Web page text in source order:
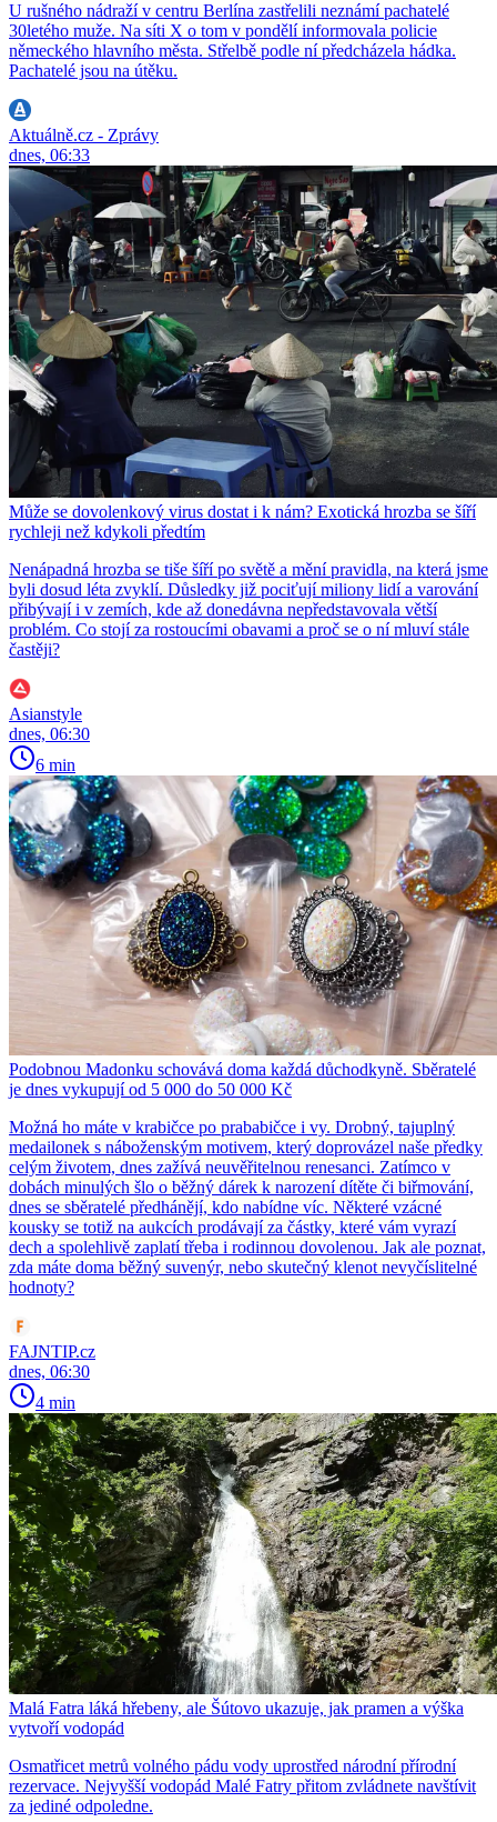
U rušného nádraží v centru Berlína zastřelili neznámí pachatelé
30letého muže. Na síti X o tom v pondělí informovala policie
německého hlavního města. Střelbě podle ní předcházela hádka.
Pachatelé jsou na útěku.
Aktuálně.cz - Zprávy
dnes, 06:33
Může se dovolenkový virus dostat i k nám? Exotická hrozba se šíří
rychleji než kdykoli předtím
Nenápadná hrozba se tiše šíří po světě a mění pravidla, na která jsme
byli dosud léta zvyklí. Důsledky již pociťují miliony lidí a varování
přibývají i v zemích, kde až donedávna nepředstavovala větší
problém. Co stojí za rostoucími obavami a proč se o ní mluví stále
častěji?
Asianstyle
dnes, 06:30
6 min
Podobnou Madonku schovává doma každá důchodkyně. Sběratelé
je dnes vykupují od 5 000 do 50 000 Kč
Možná ho máte v krabičce po prababičce i vy. Drobný, tajuplný
medailonek s náboženským motivem, který doprovázel naše předky
celým životem, dnes zažívá neuvěřitelnou renesanci. Zatímco v
dobách minulých šlo o běžný dárek k narození dítěte či biřmování,
dnes se sběratelé předhánějí, kdo nabídne víc. Některé vzácné
kousky se totiž na aukcích prodávají za částky, které vám vyrazí
dech a spolehlivě zaplatí třeba i rodinnou dovolenou. Jak ale poznat,
zda máte doma běžný suvenýr, nebo skutečný klenot nevyčíslitelné
hodnoty?
FAJNTIP.cz
dnes, 06:30
4 min
Malá Fatra láká hřebeny, ale Šútovo ukazuje, jak pramen a výška
vytvoří vodopád
Osmatřicet metrů volného pádu vody uprostřed národní přírodní
rezervace. Nejvyšší vodopád Malé Fatry přitom zvládnete navštívit
za jediné odpoledne.